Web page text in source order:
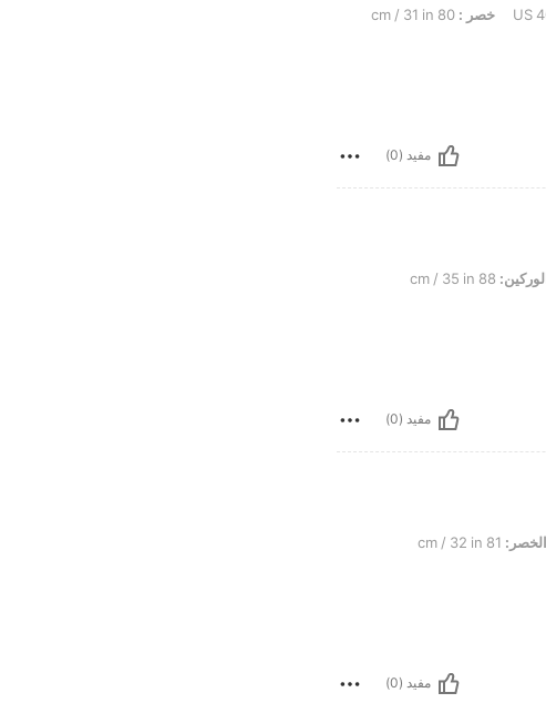
خصر :
مفيد (0)
الوركين:
مفيد (0)
الخصر:
مفيد (0)